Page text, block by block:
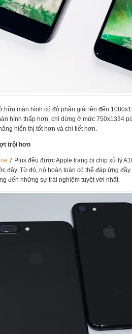
hữu màn hình có độ phân giải lên đến
hình thấp hơn, chỉ dừng ở mức 750x1334
hiển thị tốt hơn và chi tiết hơn.
trội hơn
7 Plus đều được Apple trang bị chip xử lý
đây. Từ đó, nó hoàn toàn có thể đáp ứng
đến những sự trải nghiệm tuyệt vời nhất.